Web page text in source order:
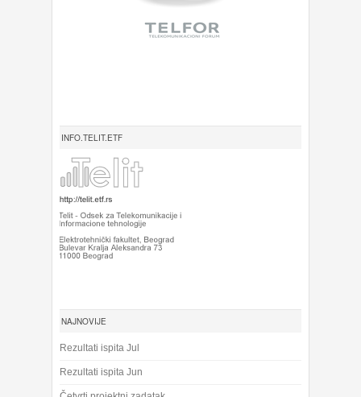
INFO.TELIT.ETF
NAJNOVIJE
Rezultati ispita Jul
Rezultati ispita Jun